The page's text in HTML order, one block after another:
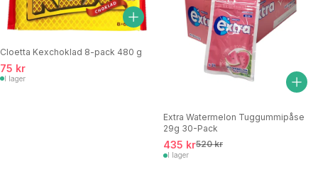
Cloetta Kexchoklad 8-pack 480 g
75 kr
I lager
Extra Watermelon Tuggummipåse
29g 30-Pack
435 kr520 kr
I lager